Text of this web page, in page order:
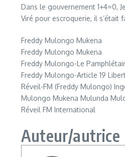
Dans le gouvernement 1+4=0,
Viré pour escroquerie, il s’était
Freddy Mulongo Mukena
Freddy Mulongo Mukena
Freddy Mulongo-Le
Freddy Mulongo-Article 19
Réveil-FM (Freddy Mulongo)
Mulongo Mukena Mulunda
Réveil FM International
Auteur/autrice